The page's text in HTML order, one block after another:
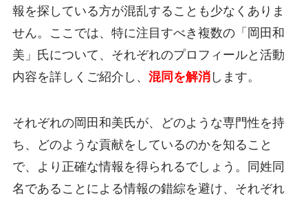
報を探している方が混乱することも少なくありま
せん。ここでは、特に注目すべき複数の「岡田和
美」氏について、それぞれのプロフィールと活動
内容を詳しくご紹介し、 混同を解消します。
それぞれの岡田和美氏が、どのような専門性を持
ち、どのような貢献をしているのかを知ること
で、より正確な情報を得られるでしょう。同姓同
名であることによる情報の錯綜を避け、それぞれ